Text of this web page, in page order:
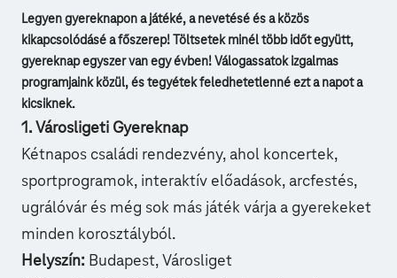
Legyen gyereknapon a játéké, a nevetésé és a közös
kikapcsolódásé a főszerep! Töltsetek minél több időt együtt,
gyereknap egyszer van egy évben! Válogassatok izgalmas
programjaink közül, és tegyétek feledhetetlenné ezt a napot a
kicsiknek.
1. Városligeti Gyereknap
Kétnapos családi rendezvény, ahol koncertek,
sportprogramok, interaktív előadások, arcfestés,
ugrálóvár és még sok más játék várja a gyerekeket
minden korosztályból.
Helyszín: Budapest, Városliget